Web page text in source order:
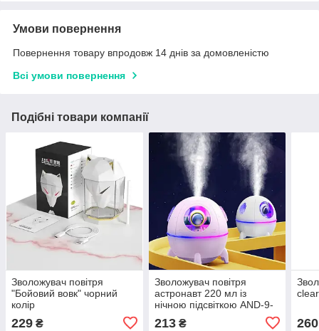
Умови повернення
Повернення товару впродовж 14 днів за домовленістю
Всі умови повернення
Подібні товари компанії
Зволожувач повітря
"Бойовий вовк" чорний
колір
229 ₴
Зволожувач повітря
астронавт 220 мл із
нічною підсвіткою AND-9-
213₴ 260